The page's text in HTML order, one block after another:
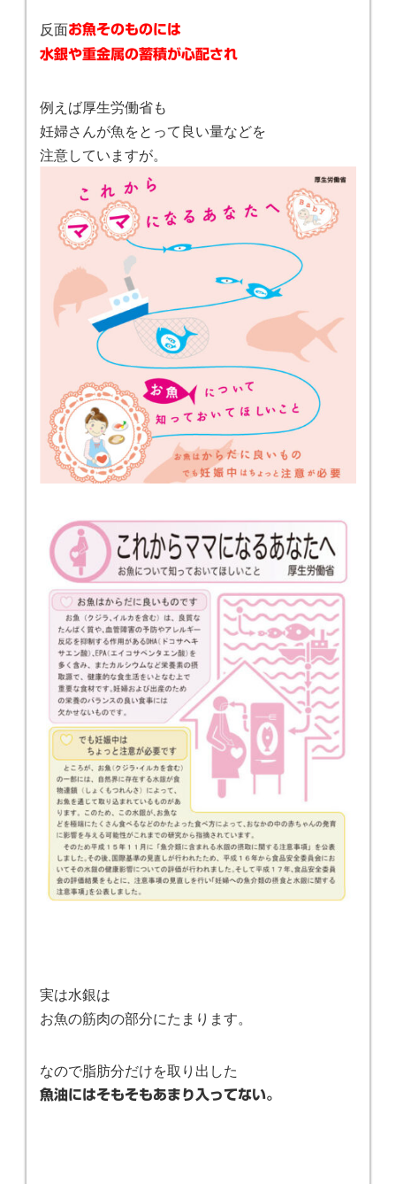
反面お魚そのものには
水銀や重金属の蓄積が心配され
例えば厚生労働省も
妊婦さんが魚をとって良い量などを
注意していますが。
実は水銀は
お魚の筋肉の部分にたまります。
なので脂肪分だけを取り出した
魚油にはそもそもあまり入ってない。